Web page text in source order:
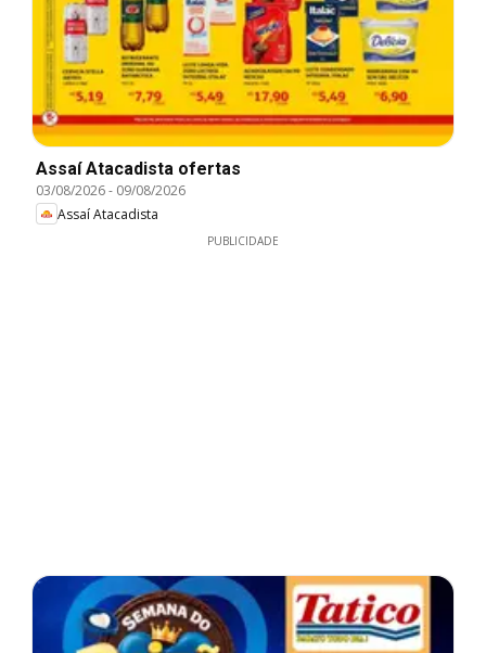
Assaí Atacadista ofertas
03/08/2026- 09/08/2026
Assaí Atacadista
PUBLICIDADE